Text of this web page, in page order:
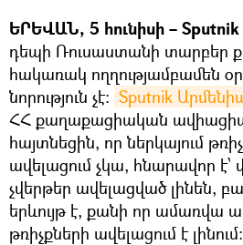
ԵՐԵՎԱՆ, 5 հունիսի –
դեպի Ռուսաստանի տարբեր
հակառակ ողղությամբամեն
նորություն չէ։ Sputnik
ՀՀ քաղաքացիական
հայտնեցին, որ ներկայում
ավելացում չկա, հնարավոր է՝
չվերթեր ավելացված լինեն,
երևույթ է, քանի որ ամառվա
թռիչքների ավելացում է լինում։